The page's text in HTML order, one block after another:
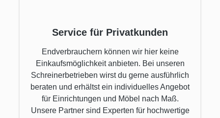
Service für Privatkunden
Endverbrauchern können wir hier keine
Einkaufsmöglichkeit anbieten. Bei unseren
Schreinerbetrieben wirst du gerne ausführlich
beraten und erhältst ein individuelles Angebot
für Einrichtungen und Möbel nach Maß.
Unsere Partner sind Experten für hochwertige